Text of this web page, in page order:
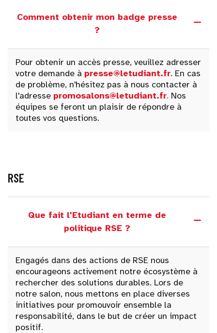
Comment obtenir mon badge presse
?
Pour obtenir un accès presse, veuillez adresser
votre demande à presse@letudiant.fr. En cas
de problème, n'hésitez pas à nous contacter à
l'adresse promosalons@letudiant.fr. Nos
équipes se feront un plaisir de répondre à
toutes vos questions.
RSE
Que fait l'Etudiant en terme de
politique RSE ?
Engagés dans des actions de RSE nous
encourageons activement notre écosystème à
rechercher des solutions durables. Lors de
notre salon, nous mettons en place diverses
initiatives pour promouvoir ensemble la
responsabilité, dans le but de créer un impact
positif.